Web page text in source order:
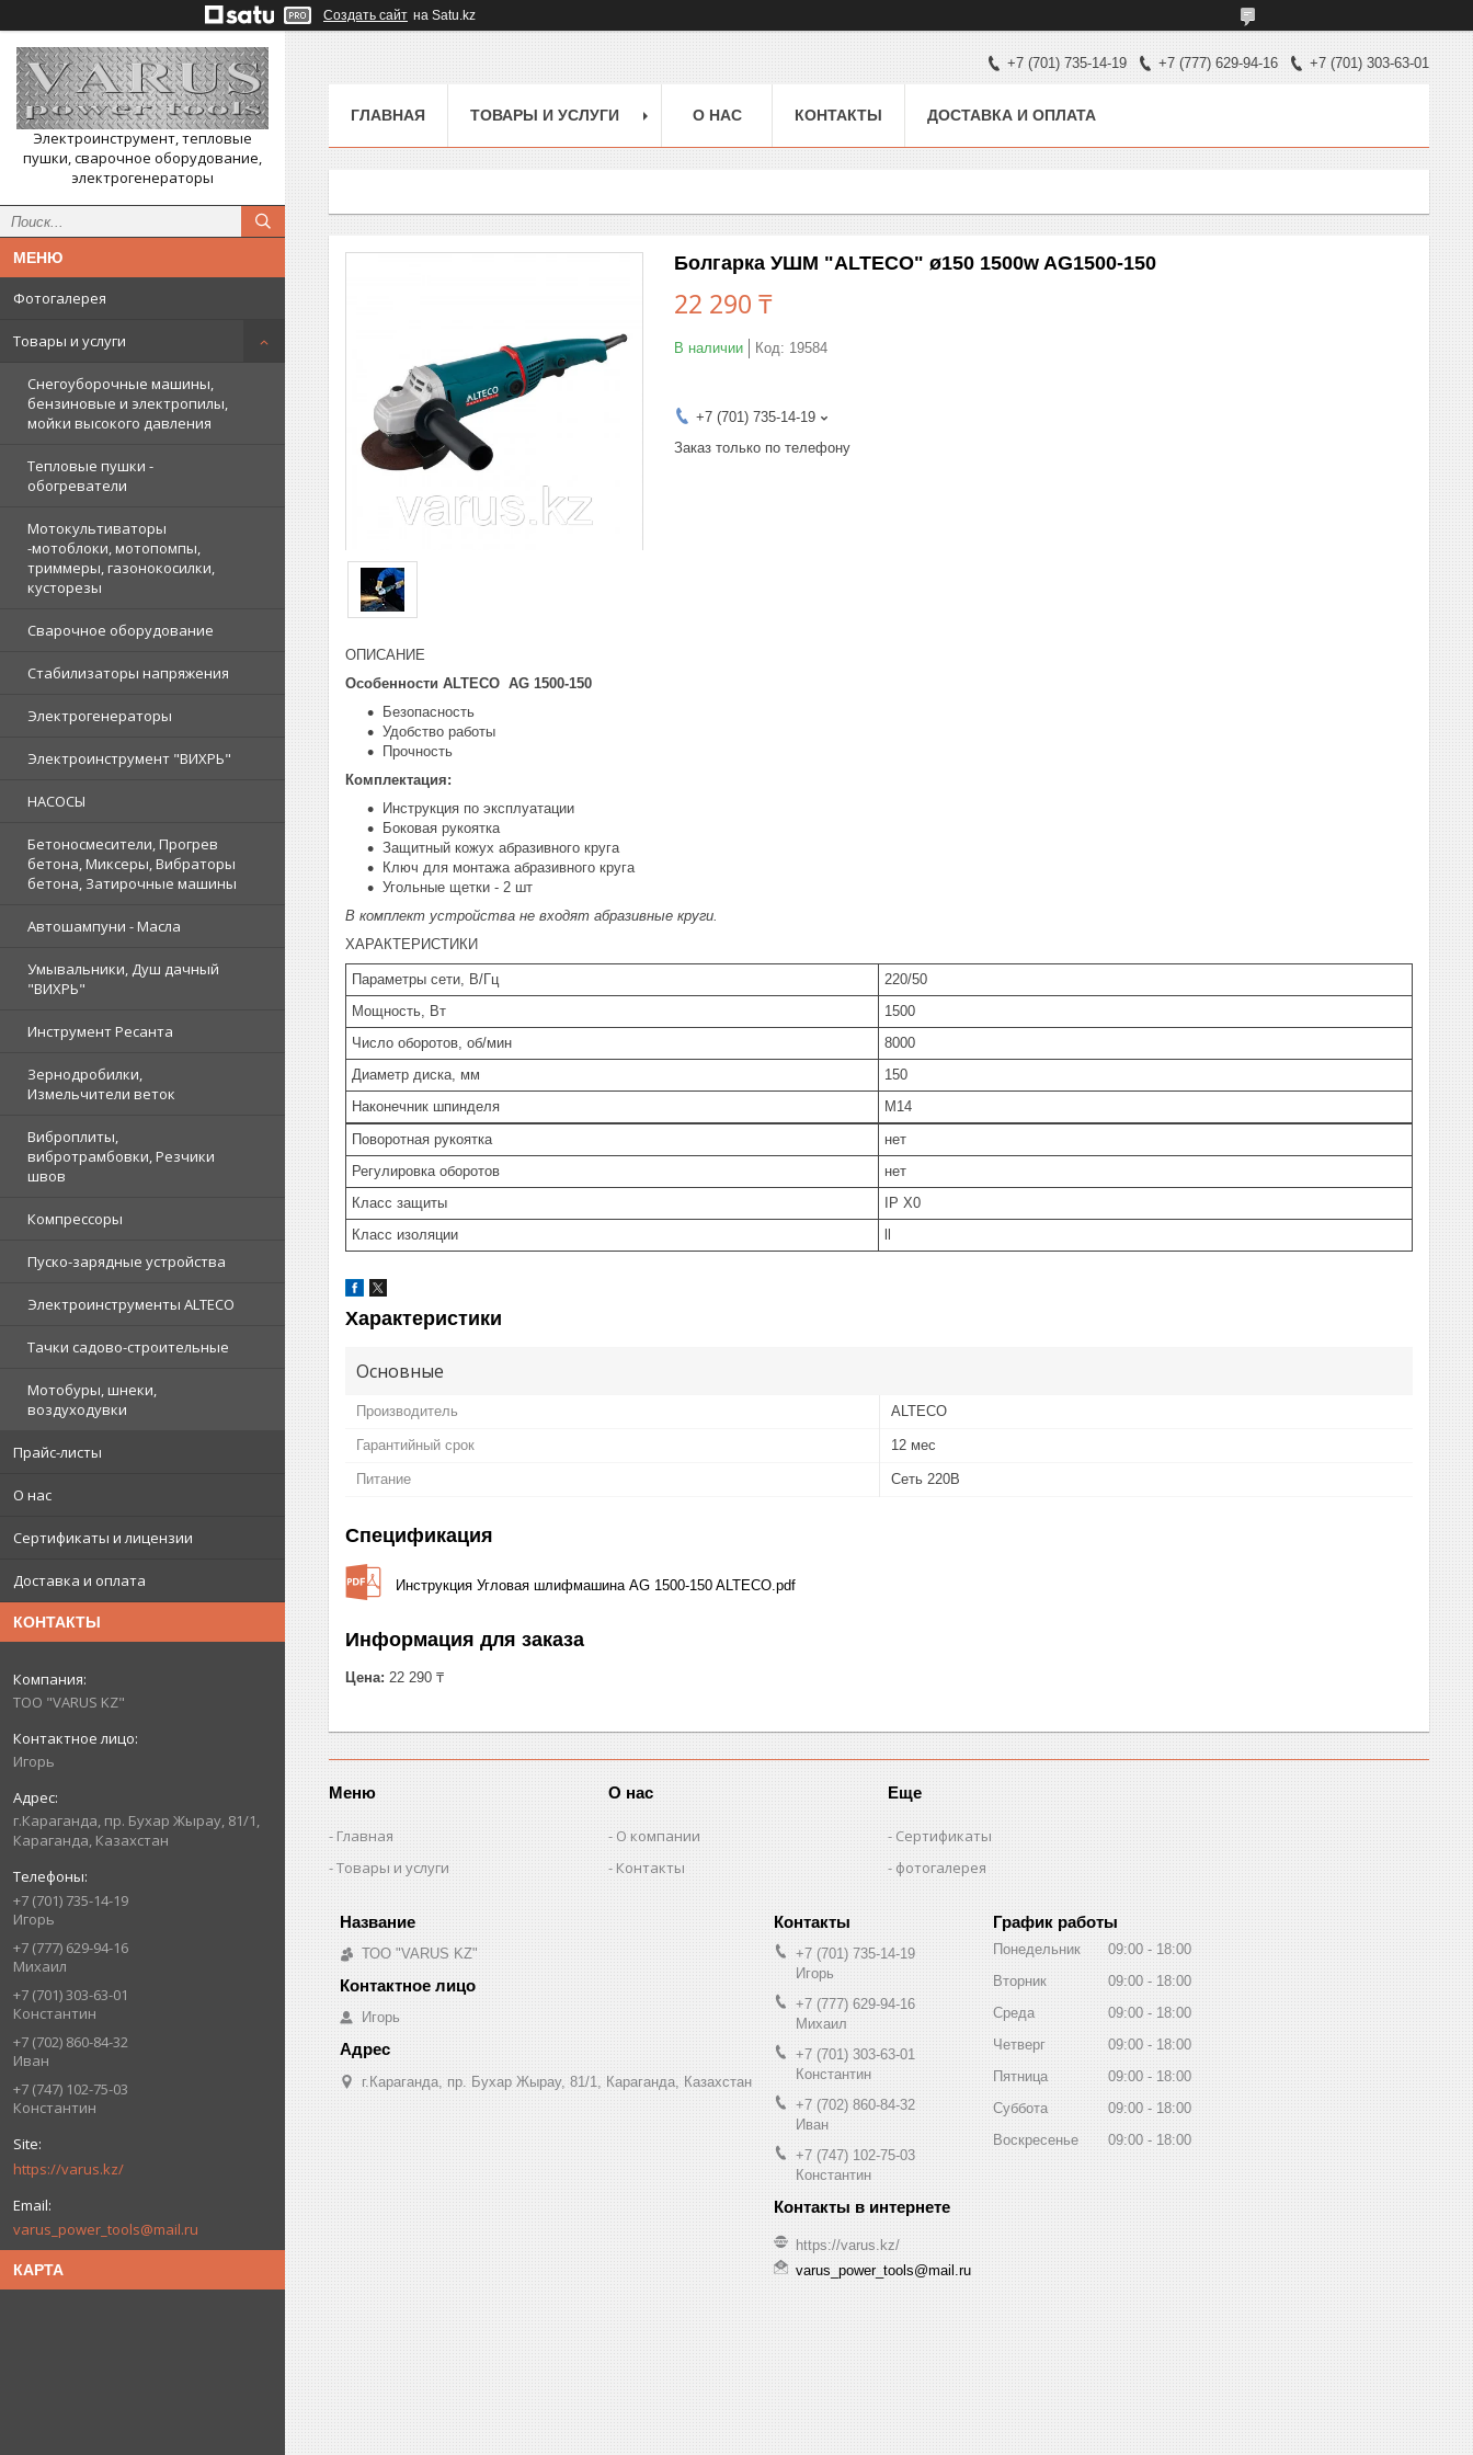
Создать сайт на Satu.kz
Электроинструмент, тепловые
пушки, сварочное оборудование,
электрогенераторы
Фотогалерея
Товары и услуги
Снегоуборочные машины,
бензиновые и электропилы,
мойки высокого давления
Тепловые пушки -
обогреватели
Мотокультиваторы
-мотоблоки, мотопомпы,
триммеры, газонокосилки,
кусторезы
Сварочное оборудование
Стабилизаторы напряжения
Электрогенераторы
Электроинструмент "ВИХРЬ"
НАСОСЫ
Бетоносмесители, Прогрев
бетона, Миксеры, Вибраторы
бетона, Затирочные машины
Автошампуни - Масла
Умывальники, Душ дачный
"ВИХРЬ"
Инструмент Ресанта
Зернодробилки,
Измельчители веток
Виброплиты,
вибротрамбовки, Резчики
швов
Компрессоры
Пуско-зарядные устройства
Электроинструменты ALTECO
Тачки садово-строительные
Мотобуры, шнеки,
воздуходувки
Прайс-листы
О нас
Сертификаты и лицензии
Доставка и оплата
КОНТАКТЫ
ТОО "VARUS KZ"
Игорь
г.Караганда, пр. Бухар Жырау, 81/1,
Караганда, Казахстан
+7 (701) 735-14-19
Игорь
+7 (777) 629-94-16
Михаил
+7 (701) 303-63-01
Константин
+7 (702) 860-84-32
Иван
+7 (747) 102-75-03
Константин
https://varus.kz/
varus_power_tools@mail.ru
КАРТА
+7 (701) 735-14-19 +7 (777) 629-94-16 +7 (701) 303-63-01
ГЛАВНАЯ ТОВАРЫ И УСЛУГИ О НАС КОНТАКТЫ ДОСТАВКА И ОПЛАТА
Болгарка УШМ "ALTECO" ø150 1500w AG1500-150
22 290 ₸
В наличии Код: 19584
+7 (701) 735-14-19
Заказ только по телефону
ОПИСАНИЕ
Особенности ALTECO AG 1500-150
Безопасность
Удобство работы
Прочность
Комплектация:
Инструкция по эксплуатации
Боковая рукоятка
Защитный кожух абразивного круга
Ключ для монтажа абразивного круга
Угольные щетки - 2 шт
В комплект устройства не входят абразивные круги.
ХАРАКТЕРИСТИКИ
Параметры сети, В/Гц
220/50
Мощность, Вт
1500
Число оборотов, об/мин
8000
Диаметр диска, мм
150
Наконечник шпинделя
M14
Поворотная рукоятка
нет
Регулировка оборотов
нет
Класс защиты
IP X0
Класс изоляции
Характеристики
Основные
Производитель ALTECO
Гарантийный срок 12 мес
Питание Сеть 220В
Спецификация
Инструкция Угловая шлифмашина AG 1500-150 ALTECO.pdf
Информация для заказа
Цена: 22 290 ₸
Меню
Главная
Товары и услуги
О нас
О компании
Контакты
Еще
Сертификаты
фотогалерея
ТОО "VARUS KZ"
Игорь
г.Караганда, пр. Бухар Жырау, 81/1, Караганда, Казахстан
+7 (701) 735-14-19
Игорь
+7 (777) 629-94-16
Михаил
+7 (701) 303-63-01
Константин
+7 (702) 860-84-32
Иван
+7 (747) 102-75-03
Константин
https://varus.kz/
varus_power_tools@mail.ru
График работы
Понедельник 09:00
18:00
Вторник
09:00
18:00
Среда
09:00
18:00
Четверг
09:00
18:00
Пятница
09:00
18:00
Суббота
09:00
18:00
Воскресенье
09:00 18:00